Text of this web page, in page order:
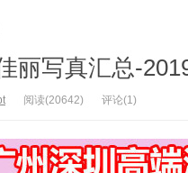
丽写真汇总-
阅读(20642) 评论(1)